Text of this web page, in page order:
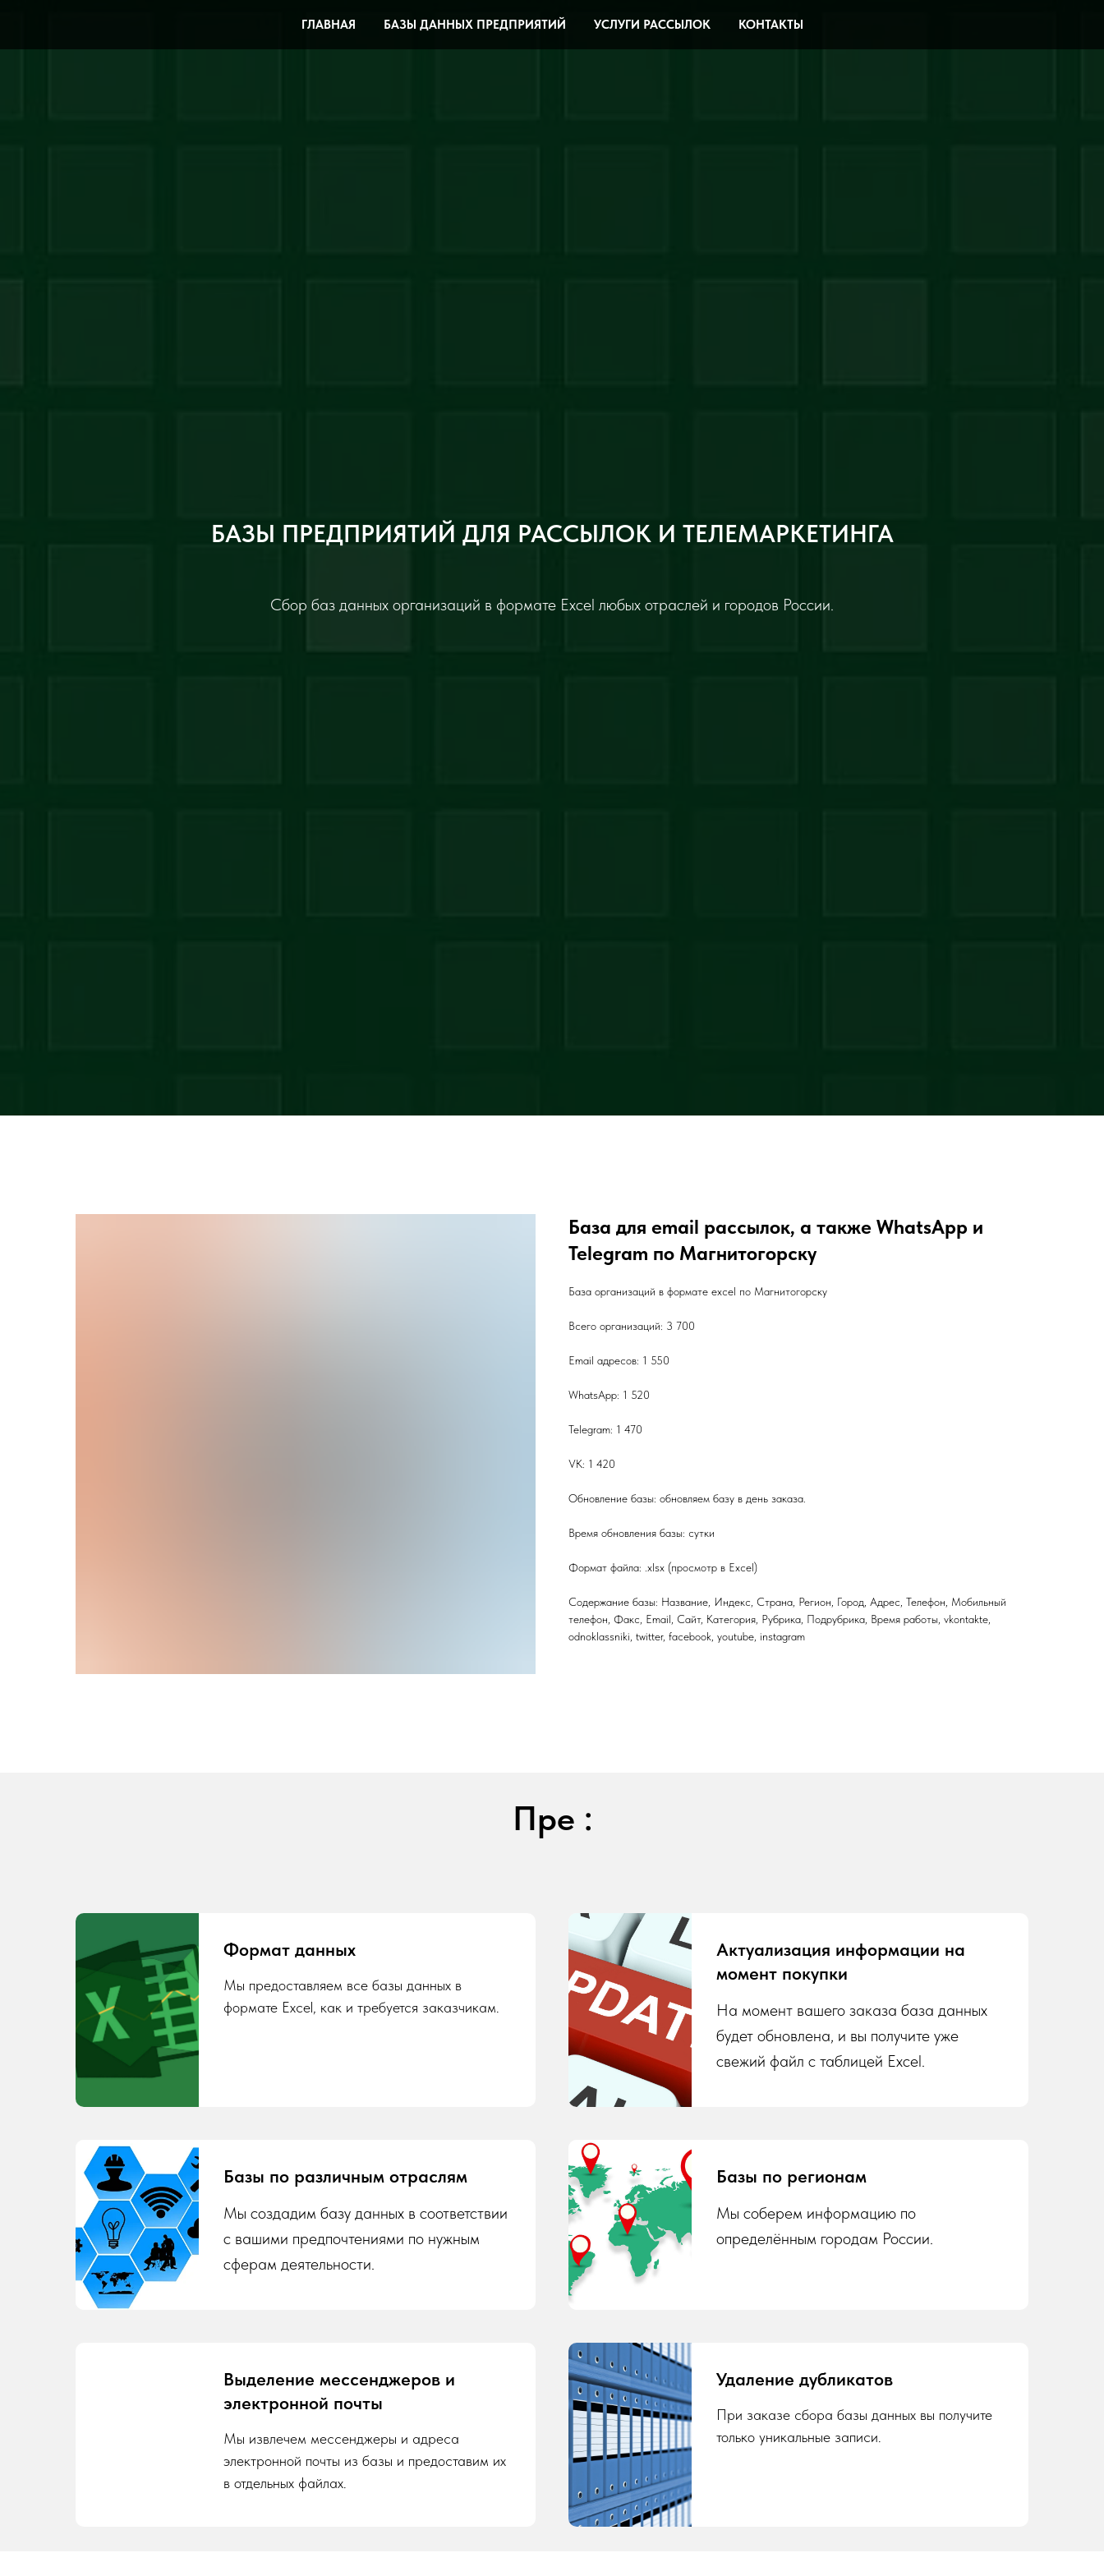
ГЛАВНАЯ БАЗЫ ДАННЫХ ПРЕДПРИЯТИЙ УСЛУГИ РАССЫЛОК КОНТАКТЫ
БАЗЫ ПРЕДПРИЯТИЙ ДЛЯ РАССЫЛОК И ТЕЛЕМАРКЕТИНГА
Сбор баз данных организаций в формате Excel любых отраслей и городов России.
База для email рассылок, а также WhatsApp и
Telegram по Магнитогорску
База организаций в формате excel по Магнитогорску
Всего организаций: 3 700
Email адресов: 1 550
WhatsApp: 1 520
Telegram: 1 470
VK: 1 420
Обновление базы: обновляем базу в день заказа.
Время обновления базы: сутки
Формат файла: .xlsx (просмотр в Excel)
Содержание базы: Название, Индекс, Страна, Регион, Город, Адрес, Телефон, Мобильный
телефон, Факс, Email, Сайт, Категория, Рубрика, Подрубрика, Время работы, vkontakte,
odnoklassniki, twitter, facebook, youtube, instagram
Пре :
Формат данных
Мы предоставляем все базы данных в
формате Excel, как и требуется заказчикам.
Актуализация информации на
момент покупки
На момент вашего заказа база данных
будет обновлена, и вы получите уже
свежий файл с таблицей Excel.
Базы по различным отраслям
Мы создадим базу данных в соответствии
с вашими предпочтениями по нужным
сферам деятельности.
Базы по регионам
Мы соберем информацию по
определённым городам России.
Выделение мессенджеров и
электронной почты
Мы извлечем мессенджеры и адреса
электронной почты из базы и предоставим их
в отдельных файлах.
Удаление дубликатов
При заказе сбора базы данных вы получите
только уникальные записи.